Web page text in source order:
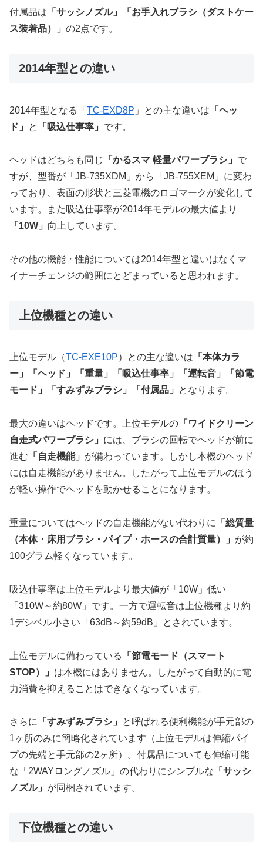
付属品は 「サッシノズル」「お手入れブラシ（ダストケー
ス装着品）」 の2点です。
2014年型との違い
2014年型となる「 TC-EXD8P 」との主な違いは 「ヘッ
ド」
と 「吸込仕事率」 です。
ヘッドはどちらも同じ 「かるスマ 軽量パワーブラシ」 で
すが、型番が「JB-735XDM」から「JB-755XEM」に変わ
っており、表面の形状と三菱電機のロゴマークが変化して
います。また吸込仕事率が2014年モデルの最大値より
「10W」 向上しています。
その他の機能・性能については2014年型と違いはなくマ
イナーチェンジの範囲にとどまっていると思われます。
上位機種との違い
上位モデル（TC-EXE10P）との主な違いは 「本体カラ
ー」「ヘッド」「重量」「吸込仕事率」「運転音」「節電
モード」「すみずみブラシ」「付属品」
となります。
最大の違いはヘッドです。上位モデルの 「ワイドクリーン
自走式パワーブラシ」 には、ブラシの回転でヘッドが前に
進む 「自走機能」 が備わっています。しかし本機のヘッド
には自走機能がありません。したがって上位モデルのほう
が軽い操作でヘッドを動かせることになります。
重量についてはヘッドの自走機能がない代わりに
「総質量
（本体・床用ブラシ・パイプ・ホースの合計質量）」 が約
100グラム軽くなっています。
吸込仕事率は上位モデルより最大値が「10W」低い
「310W～約80W」です。一方で運転音は上位機種より約
1デシベル小さい「63dB～約59dB」とされています。
上位モデルに備わっている
「節電モード（スマート
STOP）」 は本機にはありません。したがって自動的に電
力消費を抑えることはできなくなっています。
さらに 「すみずみブラシ」
と呼ばれる便利機能が手元部の
1ヶ所のみに簡略化されています（上位モデルは伸縮パイ
プの先端と手元部の2ヶ所）。付属品についても伸縮可能
な「2WAYロングノズル」の代わりにシンプルな 「サッシ
ノズル」 が同梱されています。
下位機種との違い